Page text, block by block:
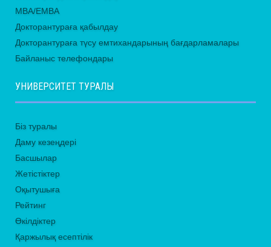
MBA/EMBA
Докторантураға қабылдау
Докторантураға түсу емтихандарының бағдарламалары
Байланыс телефондары
УНИВЕРСИТЕТ ТУРАЛЫ
Біз туралы
Даму кезеңдері
Басшылар
Жетістіктер
Оқытушыға
Рейтинг
Өкілдіктер
Қаржылық есептілік